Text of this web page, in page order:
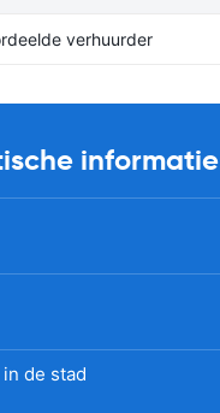
verhuurder
informatie
de stad